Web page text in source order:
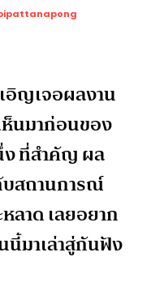
อิญเจอผลงาน
ห็นมาก่อนของ
ที่สำคัญ ผล
สถานการณ์
ลาด เลยอยาก
นี้มาเล่าสู่กันฟัง